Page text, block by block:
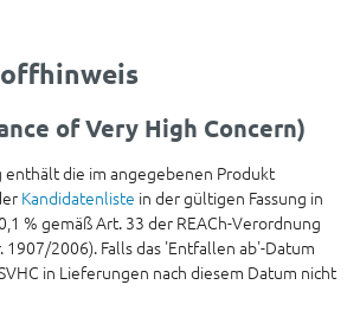
of Very High Concern)
die im angegebenen Produkt
Kandidatenliste in der gültigen Fassung in
% gemäß Art. 33 der REACh-Verordnung
1907/2006). Falls das 'Entfallen ab'-Datum
in Lieferungen nach diesem Datum nicht